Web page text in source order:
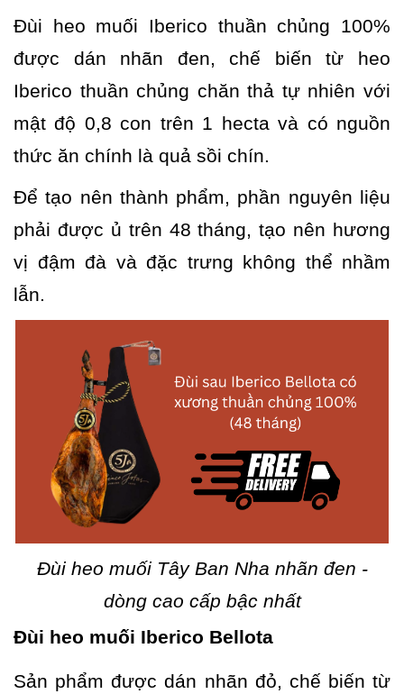
Đùi heo muối Iberico thuần chủng 100%
được dán nhãn đen, chế biến từ heo
Iberico thuần chủng chăn thả tự nhiên với
mật độ 0,8 con trên 1 hecta và có nguồn
thức ăn chính là quả sồi chín.
Để tạo nên thành phẩm, phần nguyên liệu
phải được ủ trên 48 tháng, tạo nên hương
vị đậm đà và đặc trưng không thể nhầm
lẫn.
Đùi heo muối Tây Ban Nha nhãn đen -
dòng cao cấp bậc nhất
Đùi heo muối Iberico Bellota
Sản phẩm được dán nhãn đỏ, chế biến từ